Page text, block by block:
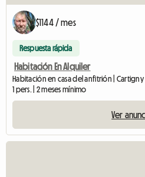
$1144 / mes
Respuesta rápida
Habitación En Alquiler
Habitación en casa del anfitrión | Cartigny
1 pers. | 2 meses mínimo
Ver